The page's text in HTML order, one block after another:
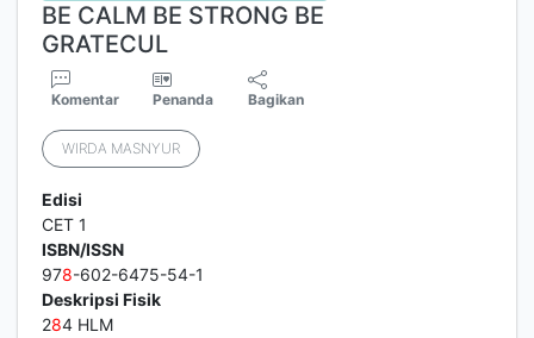
BE CALM BE STRONG BE
GRATECUL
Komentar Penanda Bagikan
WIRDA MASNYUR
Edisi
CET 1
ISBN/ISSN
978-602-6475-54-1
Deskripsi Fisik
284 HLM